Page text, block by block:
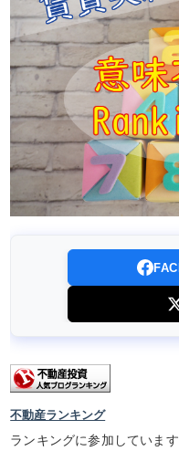
不動産ランキング
ランキングに参加していま